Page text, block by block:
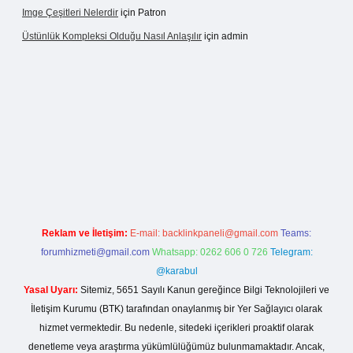
Imge Çeşitleri Nelerdir için Patron
Üstünlük Kompleksi Olduğu Nasıl Anlaşılır için admin
Reklam ve İletişim: E-mail: backlinkpaneli@gmail.com Teams:
forumhizmeti@gmail.com Whatsapp: 0262 606 0 726 Telegram:
@karabul
Yasal Uyarı: Sitemiz, 5651 Sayılı Kanun gereğince Bilgi Teknolojileri ve
İletişim Kurumu (BTK) tarafından onaylanmış bir Yer Sağlayıcı olarak
hizmet vermektedir. Bu nedenle, sitedeki içerikleri proaktif olarak
denetleme veya araştırma yükümlülüğümüz bulunmamaktadır. Ancak,